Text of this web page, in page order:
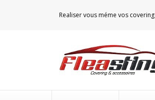
Realiser vous méme vos covering